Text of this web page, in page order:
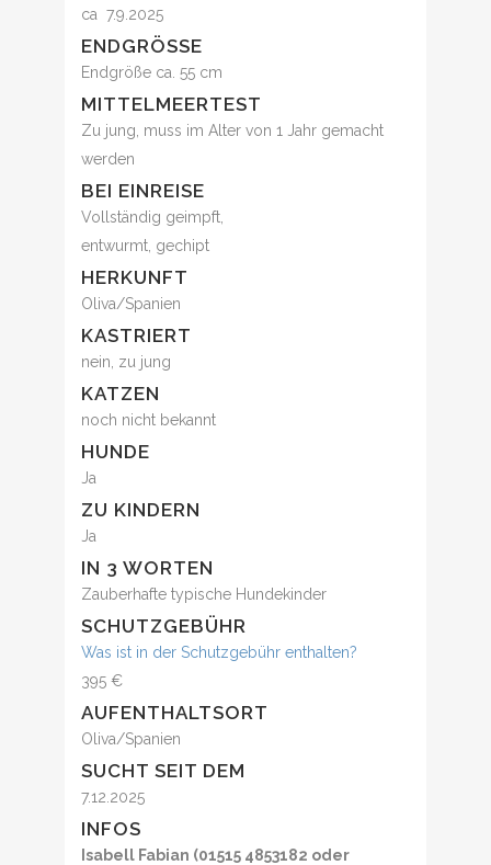
ca 7.9.2025
ENDGRÖSSE
Endgröße ca. 55 cm
MITTELMEERTEST
Zu jung, muss im Alter von 1 Jahr gemacht
werden
BEI EINREISE
Vollständig geimpft,
entwurmt, gechipt
HERKUNFT
Oliva/Spanien
KASTRIERT
nein, zu jung
KATZEN
noch nicht bekannt
HUNDE
Ja
ZU KINDERN
Ja
IN 3 WORTEN
Zauberhafte typische Hundekinder
SCHUTZGEBÜHR
Was ist in der Schutzgebühr enthalten?
395 €
AUFENTHALTSORT
Oliva/Spanien
SUCHT SEIT DEM
7.12.2025
INFOS
Isabell Fabian (01515 4853182 oder